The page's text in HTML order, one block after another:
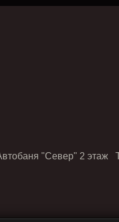
"Север" 2 этаж